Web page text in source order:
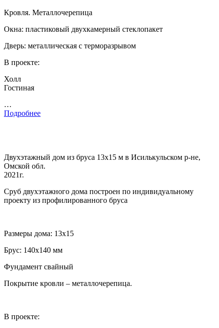
Кровля. Металлочерепица
Окна: пластиковый двухкамерный стеклопакет
Дверь: металлическая с терморазрывом
В проекте:
Холл
Гостиная
…
Подробнее
Двухэтажный дом из бруса 13х15 м в Исилькульском р-не,
Омской обл.
2021г.
Сруб двухэтажного дома построен по индивидуальному
проекту из профилированного бруса
Размеры дома: 13х15
Брус: 140х140 мм
Фундамент свайный
Покрытие кровли – металлочерепица.
В проекте: